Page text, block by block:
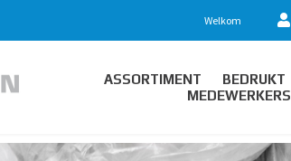
Welkom
ASSORTIMENT BEDRUKT
MEDEWERKERS